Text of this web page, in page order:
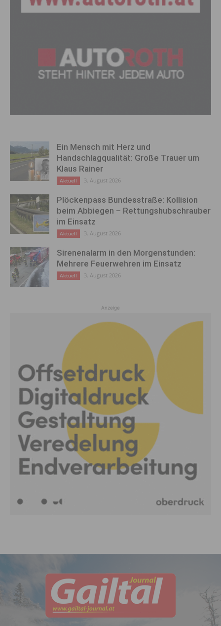
Ein Mensch mit Herz und
Handschlagqualität: Große Trauer um
Klaus Rainer
Aktuell 3. August 2026
Plöckenpass Bundesstraße: Kollision
beim Abbiegen – Rettungshubschrauber
im Einsatz
Aktuell 3. August 2026
Sirenenalarm in den Morgenstunden:
Mehrere Feuerwehren im Einsatz
Aktuell 3. August 2026
Anzeige